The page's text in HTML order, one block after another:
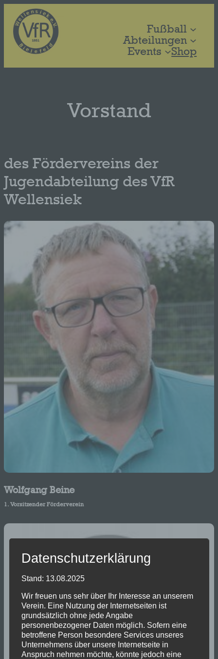
Inhalt
springen
Fußball
Abteilungen
Events
Shop
Vorstand
des Fördervereins der
Jugendabteilung des VfR
Wellensiek
Wolfgang Beine
1. Vorsitzender Förderverein
Datenschutzerklärung
Stand: 13.08.2025
Wir freuen uns sehr über Ihr Interesse an unserem
Verein. Eine Nutzung der Internetseiten ist
grundsätzlich ohne jede Angabe
personenbezogener Daten möglich. Sofern eine
betroffene Person besondere Services unseres
Unternehmens über unsere Internetseite in
Anspruch nehmen möchte, könnte jedoch eine